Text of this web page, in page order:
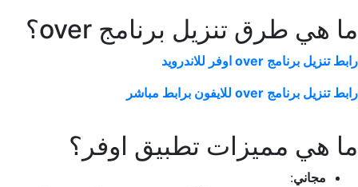
ما هي طرق تنزيل برنامج over؟
رابط تنزيل برنامج over اوفر للاندرويد
رابط تنزيل برنامج over للايفون برابط مباشر
ما هي مميزات تطبيق اوفر؟
مجاني: